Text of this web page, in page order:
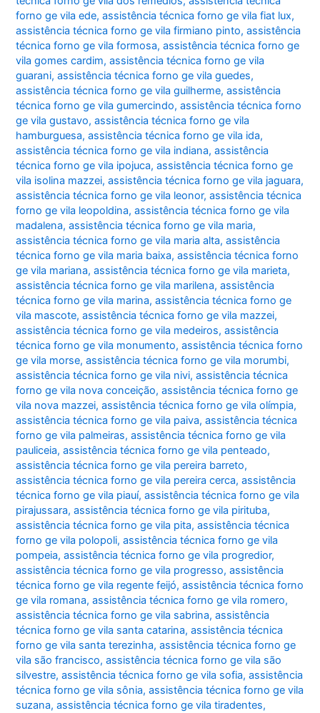
forno ge vila ede,assistência técnica forno ge vila fiat lux,
assistência técnica forno ge vila firmiano pinto,assistência
técnica forno ge vila formosa,assistência técnica forno ge
vila gomes cardim,assistência técnica forno ge vila
guarani,assistência técnica forno ge vila guedes,
assistência técnica forno ge vila guilherme,assistência
técnica forno ge vila gumercindo,assistência técnica forno
ge vila gustavo,assistência técnica forno ge vila
hamburguesa,assistência técnica forno ge vila ida,
assistência técnica forno ge vila indiana,assistência
técnica forno ge vila ipojuca,assistência técnica forno ge
vila isolina mazzei,assistência técnica forno ge vila jaguara,
assistência técnica forno ge vila leonor,assistência técnica
forno ge vila leopoldina,assistência técnica forno ge vila
madalena,assistência técnica forno ge vila maria,
assistência técnica forno ge vila maria alta,assistência
técnica forno ge vila maria baixa,assistência técnica forno
ge vila mariana,assistência técnica forno ge vila marieta,
assistência técnica forno ge vila marilena,assistência
técnica forno ge vila marina,assistência técnica forno ge
vila mascote,assistência técnica forno ge vila mazzei,
assistência técnica forno ge vila medeiros,assistência
técnica forno ge vila monumento,assistência técnica forno
ge vila morse,assistência técnica forno ge vila morumbi,
assistência técnica forno ge vila nivi,assistência técnica
forno ge vila nova conceição,assistência técnica forno ge
vila nova mazzei,assistência técnica forno ge vila olímpia,
assistência técnica forno ge vila paiva,assistência técnica
forno ge vila palmeiras,assistência técnica forno ge vila
pauliceia,assistência técnica forno ge vila penteado,
assistência técnica forno ge vila pereira barreto,
assistência técnica forno ge vila pereira cerca,assistência
técnica forno ge vila piauí,assistência técnica forno ge vila
pirajussara,assistência técnica forno ge vila pirituba,
assistência técnica forno ge vila pita,assistência técnica
forno ge vila polopoli,assistência técnica forno ge vila
pompeia,assistência técnica forno ge vila progredior,
assistência técnica forno ge vila progresso,assistência
técnica forno ge vila regente feijó,assistência técnica forno
ge vila romana,assistência técnica forno ge vila romero,
assistência técnica forno ge vila sabrina,assistência
técnica forno ge vila santa catarina,assistência técnica
forno ge vila santa terezinha,assistência técnica forno ge
vila são francisco,assistência técnica forno ge vila são
silvestre,assistência técnica forno ge vila sofia,assistência
técnica forno ge vila sônia,assistência técnica forno ge vila
suzana,assistência técnica forno ge vila tiradentes,